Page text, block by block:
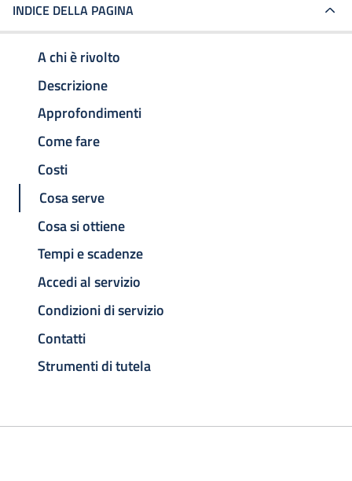
INDICE DELLA PAGINA
A chi è rivolto
Descrizione
Approfondimenti
Come fare
Costi
Cosa serve
Cosa si ottiene
Tempi e scadenze
Accedi al servizio
Condizioni di servizio
Contatti
Strumenti di tutela